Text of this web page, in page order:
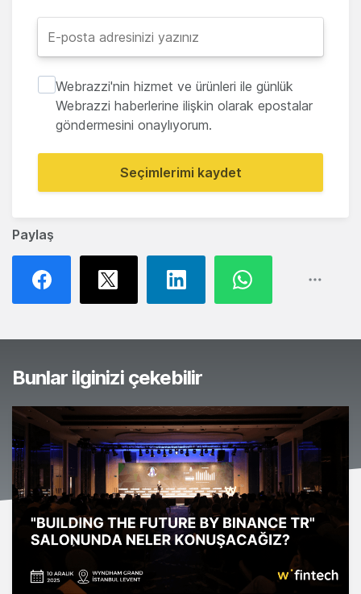
Paylaş
Webrazzi'nin hizmet ve ürünleri ile günlük
Webrazzi haberlerine ilişkin olarak epostalar
göndermesini onaylıyorum.
Seçimlerimi kaydet
Bunlar ilginizi çekebilir